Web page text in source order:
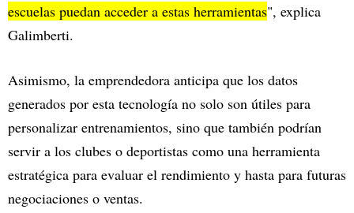
escuelas puedan acceder a estas herramientas", explica
Galimberti.
Asimismo, la emprendedora anticipa que los datos
generados por esta tecnología no solo son útiles para
personalizar entrenamientos, sino que también podrían
servir a los clubes o deportistas como una herramienta
estratégica para evaluar el rendimiento y hasta para futuras
negociaciones o ventas.